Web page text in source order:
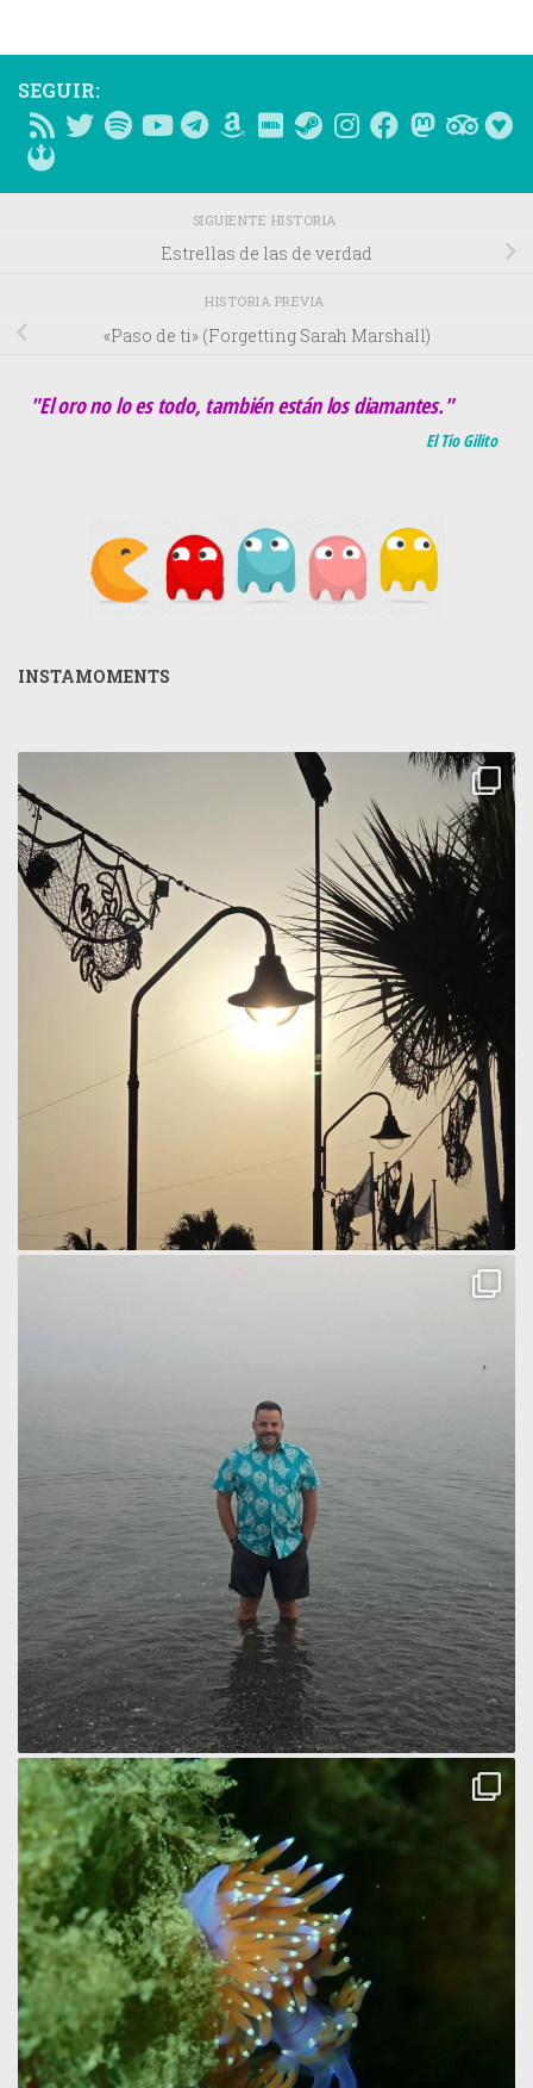
SEGUIR:
SIGUIENTE HISTORIA
Estrellas de las de verdad
HISTORIA PREVIA
«Paso de ti» (Forgetting Sarah Marshall)
"El oro no lo es todo, también están los diamantes."
El Tio Gilito
INSTAMOMENTS